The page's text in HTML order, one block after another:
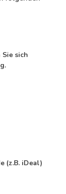
sich
(z.B. iDeal)